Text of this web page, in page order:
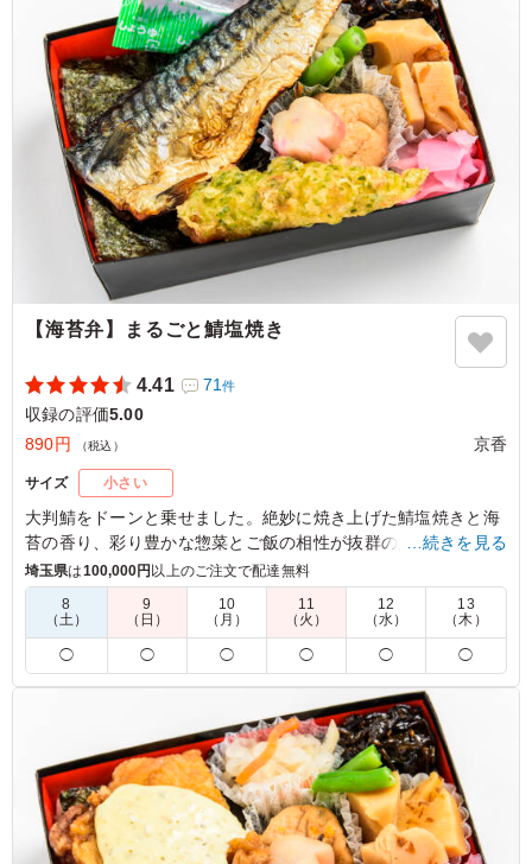
食感で丁寧な仕事ぶりがうかがえます。お肉の旨味と山椒
のアクセントが絶妙で、どなたにも喜ばれるバランスの良
い一品です。
ご利用シーン：ロケ・撮影›収録
東京都渋谷区神宮前2026/06/29
【海苔弁】まるごと鯖塩焼き
4.41 71件
収録の評価5.00
890円
（税込） 京香
サイズ 小さい
大判鯖をドーンと乗せました。絶妙に焼き上げた鯖塩焼きと海
苔の香り、彩り豊かな惣菜とご飯の相性が抜群の大人気の海苔
弁です。
5.0 ヤマモト
お弁当のフタを開けると、ドーンと乗った「まるごと鯖」
の圧倒的なボリュームに驚かされます！パリッと香ばしく
焼き上げられた皮と、脂がたっぷりと乗ったふっくらとし
た身の絶妙な塩加減がたまらなく、これぞ王道の美味しさ
です。
ご利用シーン： ロケ・撮影›収録
東京都渋谷区神宮前2026/06/08
…続きを見る
埼玉県は100,000円 以上のご注文で配達無料
8
（土）
9
（日）
10
（月）
11
（火）
12
（水）
13
（木）
◯ ◯ ◯ ◯ ◯ ◯